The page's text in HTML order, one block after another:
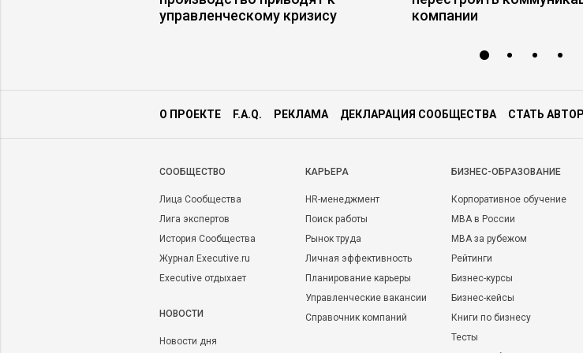
управленческому кризису
компании
О ПРОЕКТЕ F.A.Q. РЕКЛАМА ДЕКЛАРАЦИЯ СООБЩЕСТВА СТАТЬ
CООБЩЕСТВО
Лица Сообщества
Лига экспертов
История Сообщества
Журнал Executive.ru
Executive отдыхает
НОВОСТИ
Новости дня
КАРЬЕРА
HR-менеджмент
Поиск работы
Рынок труда
Личная эффективность
Планирование карьеры
Управленческие вакансии
Справочник компаний
БИЗНЕС-ОБРАЗОВАНИЕ
Корпоративное обучение
MBA в России
MBA за рубежом
Рейтинги
Бизнес-курсы
Бизнес-кейсы
Книги по бизнесу
Тесты